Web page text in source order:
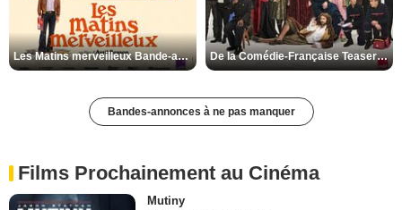
Les Matins merveilleux Bande-annonce VF De la Comédie-Française Teaser VF
Bandes-annonces à ne pas manquer
Films Prochainement au Cinéma
Mutiny